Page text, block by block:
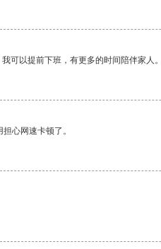
可以提前下班，有更多的时间陪伴家人。
心网速卡顿了。